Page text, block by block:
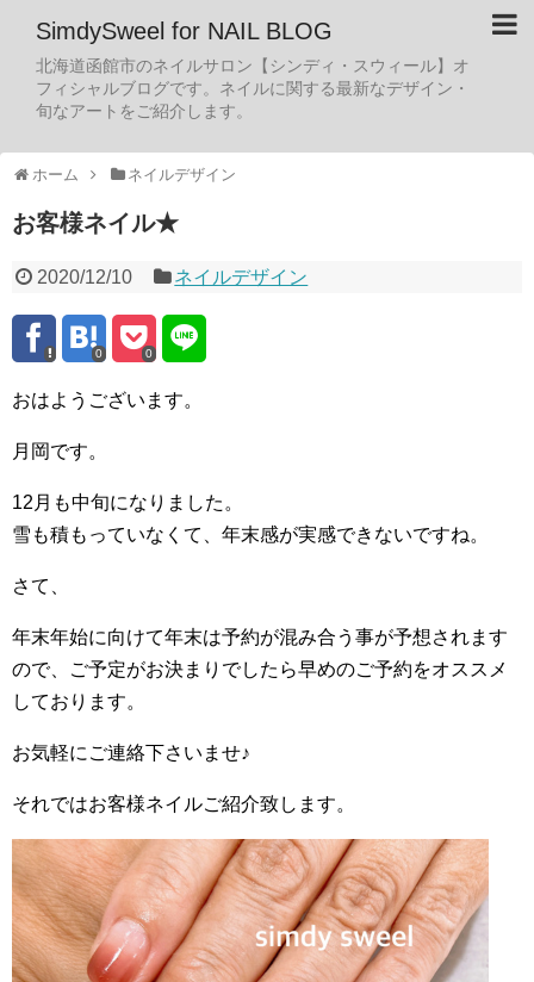
SimdySweel for NAIL BLOG
北海道函館市のネイルサロン【シンディ・スウィール】オ
フィシャルブログです。ネイルに関する最新なデザイン・
旬なアートをご紹介します。
ホーム ネイルデザイン
お客様ネイル★
2020/12/10 ネイルデザイン
0 0
おはようございます。
月岡です。
12月も中旬になりました。
雪も積もっていなくて、年末感が実感できないですね。
さて、
年末年始に向けて年末は予約が混み合う事が予想されます
ので、ご予定がお決まりでしたら早めのご予約をオススメ
しております。
お気軽にご連絡下さいませ♪
それではお客様ネイルご紹介致します。